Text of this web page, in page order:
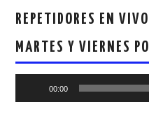
REPETIDORES EN
MARTES Y VIERNES
00:00